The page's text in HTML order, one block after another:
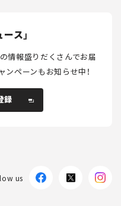
ス」
情報盛りだくさんでお届
ペーンもお知らせ中！
録
us